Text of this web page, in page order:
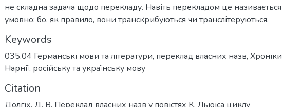
не складна задача щодо перекладу. Навіть перекладом це називається
умовно: бо, як правило, вони транскрибуються чи транслітеруються.
Keywords
035.04 Германські мови та літератури, переклад власних назв, Хроніки
Нарнії, російську та українську мову
Citation